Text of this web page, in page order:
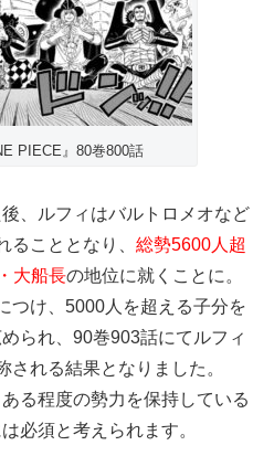
PIECE』80巻800話
、ルフィはバルトロメオなど
ることとなり、 総勢5600人超
大船長の地位に就くことに。
つけ、5000人を超える子分を
られ、90巻903話にてルフィ
される結果となりました。
る程度の勢力を保持している
必須と考えられます。